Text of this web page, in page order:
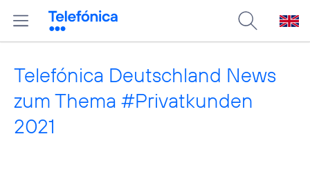
Telefónica Deutschland News
zum Thema #Privatkunden
2021